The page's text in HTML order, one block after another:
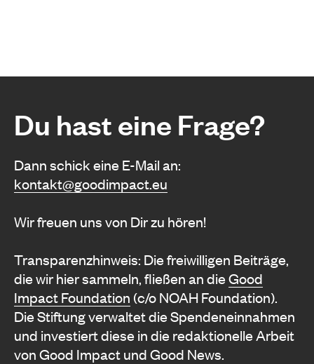
Du hast eine Frage?
Dann schick eine E-Mail an:
kontakt@goodimpact.eu
Wir freuen uns von Dir zu hören!
Transparenzhinweis: Die freiwilligen Beiträge,
die wir hier sammeln, fließen an dieGood
Impact Foundation (c/o NOAH Foundation).
Die Stiftung verwaltet die Spendeneinnahmen
und investiert diese in die redaktionelle Arbeit
von Good Impact und Good News.